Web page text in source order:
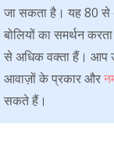
जा सकता है। यह 80
बोलियों का समर्थन
से अधिक वक्ता हैं। आप
आवाज़ों के प्रकार और
सकते हैं।